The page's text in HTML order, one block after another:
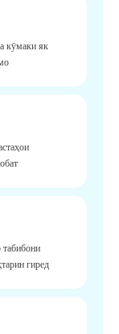
кӯмаки як
гиред